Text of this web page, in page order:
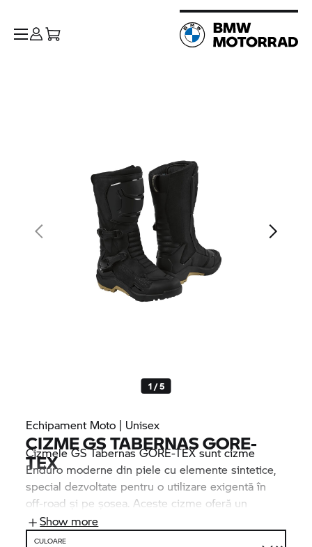
1 / 5
Echipament Moto | Unisex
CIZME GS TABERNAS GORE-
TEX
Cizmele GS Tabernas GORE-TEX sunt cizme
Enduro moderne din piele cu elemente sintetice,
special dezvoltate pentru o utilizare exigentă în
off-road și pe șosea. Aceste cizme oferă un
echilibru perfect între confort ridicat și protecție
optimă.
Show more
CULOARE